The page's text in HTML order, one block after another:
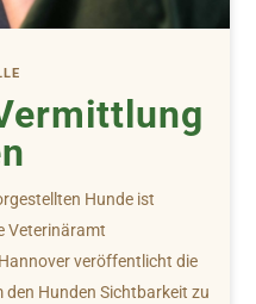
Hunde ist
Veterinäramt
veröffentlicht die
den Hunden Sichtbarkeit zu